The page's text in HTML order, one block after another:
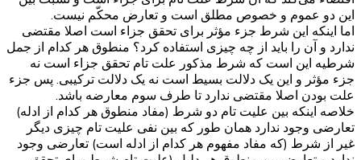
این دو عموم و خصوص مطلق است و تعارض محکّم نیست.
اما اینکه این شرط جزء مؤثر برای تحقق جزاء است اصلا مقتضی
ندارد و آن را باید از چه چیزی استفاده کرد؟ منطوق هر کدام از جمل
شرطیه این است که شرط مذکور علت تام تحقق جزاء است نه
جزء مؤثر و این یک دلالت بسیط است نه یک دلالت ترکیبی. پس جزء
علت بودن اصلا مقتضی ندارد تا طرف سوم معارضه باشد.
خلاصه اینکه بین علیت تام دو شرط (مفاد منطوق هر کدام از ادله)
تعارضی وجود ندارد همان طور که بین نفی علیت تام چیزی دیگر
غیر از شرط (که مفاد مفهوم هر کدام از ادله است) تعارضی وجود